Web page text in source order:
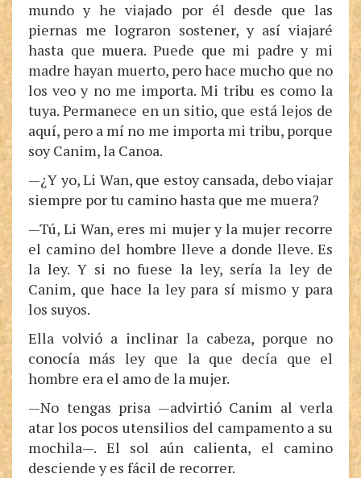
mundo y he viajado por él desde que las
piernas me lograron sostener, y así viajaré
hasta que muera. Puede que mi padre y mi
madre hayan muerto, pero hace mucho que no
los veo y no me importa. Mi tribu es como la
tuya. Permanece en un sitio, que está lejos de
aquí, pero a mí no me importa mi tribu, porque
soy Canim, la Canoa.
—¿Y yo, Li Wan, que estoy cansada, debo viajar
siempre por tu camino hasta que me muera?
—Tú, Li Wan, eres mi mujer y la mujer recorre
el camino del hombre lleve a donde lleve. Es
la ley. Y si no fuese la ley, sería la ley de
Canim, que hace la ley para sí mismo y para
los suyos.
Ella volvió a inclinar la cabeza, porque no
conocía más ley que la que decía que el
hombre era el amo de la mujer.
—No tengas prisa —advirtió Canim al verla
atar los pocos utensilios del campamento a su
mochila—. El sol aún calienta, el camino
desciende y es fácil de recorrer.